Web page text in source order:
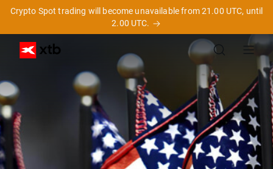
Crypto Spot trading will become unavailable from 21.00 UTC, until
2.00 UTC.